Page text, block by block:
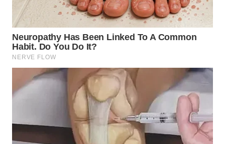
KARO
SIMALUNGUN
WN
LABUHANBATU
TENGAH